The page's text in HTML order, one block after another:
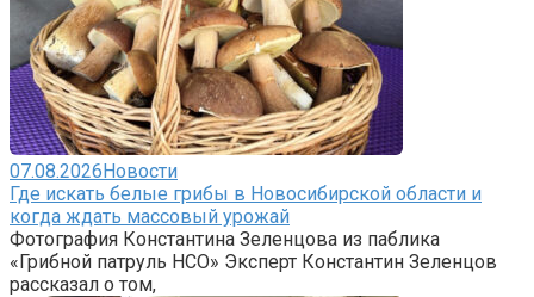
07.08.2026Новости
Где искать белые грибы в Новосибирской области и
когда ждать массовый урожай
Фотография Константина Зеленцова из паблика
«Грибной патруль НСО» Эксперт Константин Зеленцов
рассказал о том,